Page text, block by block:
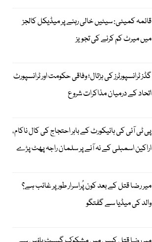
قائمہ کمیٹی: سیٹیں خالی رہنے پر میڈیکل کالجز
میں میرٹ کم کرنے کی تجویز
گڈز ٹرانسپورٹرز کی ہڑتال؛ وفاقی حکومت اور ٹرانسپورٹ
اتحاد کے درمیان مذاکرات شروع
پی ٹی آئی کی ہائیکورٹ کے باہر احتجاج کی کال ناکام،
اراکین اسمبلی کے نہ آنے پر سلمان راجہ پھٹ پڑے
میر رضا قتل کے بعد کون پُراسرار طور پر غائب ہے؟
والد کی میڈیا سے گفتگو